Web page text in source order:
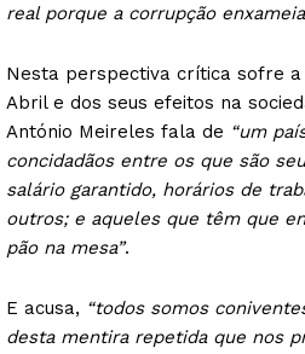
real porque a corrupção
Nesta perspectiva crítica sofre a
Abril e dos seus efeitos na
António Meireles fala de “um
concidadãos entre os que são
salário garantido, horários de
outros; e aqueles que têm que
pão na mesa”.
E acusa, “todos somos
desta mentira repetida que nos